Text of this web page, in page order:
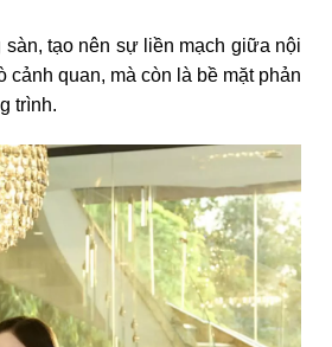
tạo nên sự liền mạch giữa nội
quan, mà còn là bề mặt phản
trình.